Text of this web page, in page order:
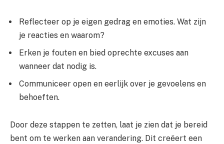
Reflecteer op je eigen gedrag en emoties. Wat zijn
je reacties en waarom?
Erken je fouten en bied oprechte excuses aan
wanneer dat nodig is.
Communiceer open en eerlijk over je gevoelens en
behoeften.
Door deze stappen te zetten, laat je zien dat je bereid
bent om te werken aan verandering. Dit creëert een